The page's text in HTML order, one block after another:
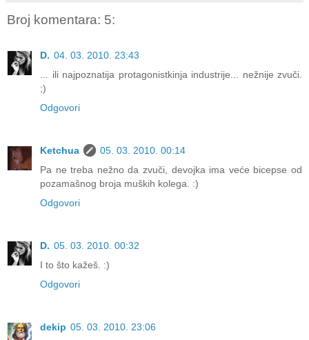
Broj komentara: 5:
D. 04. 03. 2010. 23:43
... ili najpoznatija protagonistkinja industrije... nežnije zvuči.
;)
Odgovori
Ketchua
05. 03. 2010. 00:14
Pa ne treba nežno da zvuči, devojka ima veće bicepse od
pozamašnog broja muških kolega. :)
Odgovori
D. 05. 03. 2010. 00:32
I to što kažeš. :)
Odgovori
dekip 05. 03. 2010. 23:06